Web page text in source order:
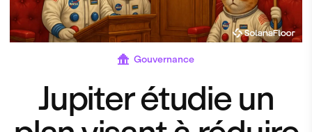
Gouvernance
Jupiter étudie un